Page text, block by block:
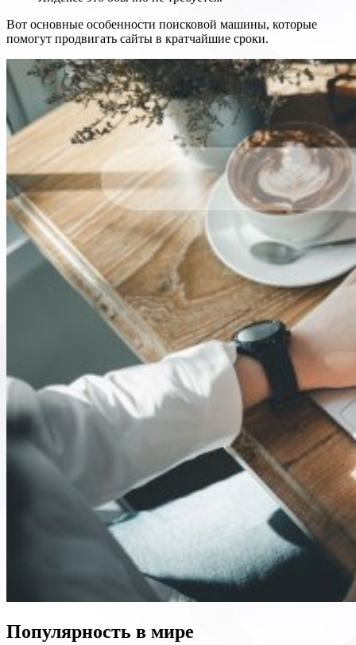
Вот основные особенности поисковой машины, которые
помогут продвигать сайты в кратчайшие сроки.
Популярность в мире